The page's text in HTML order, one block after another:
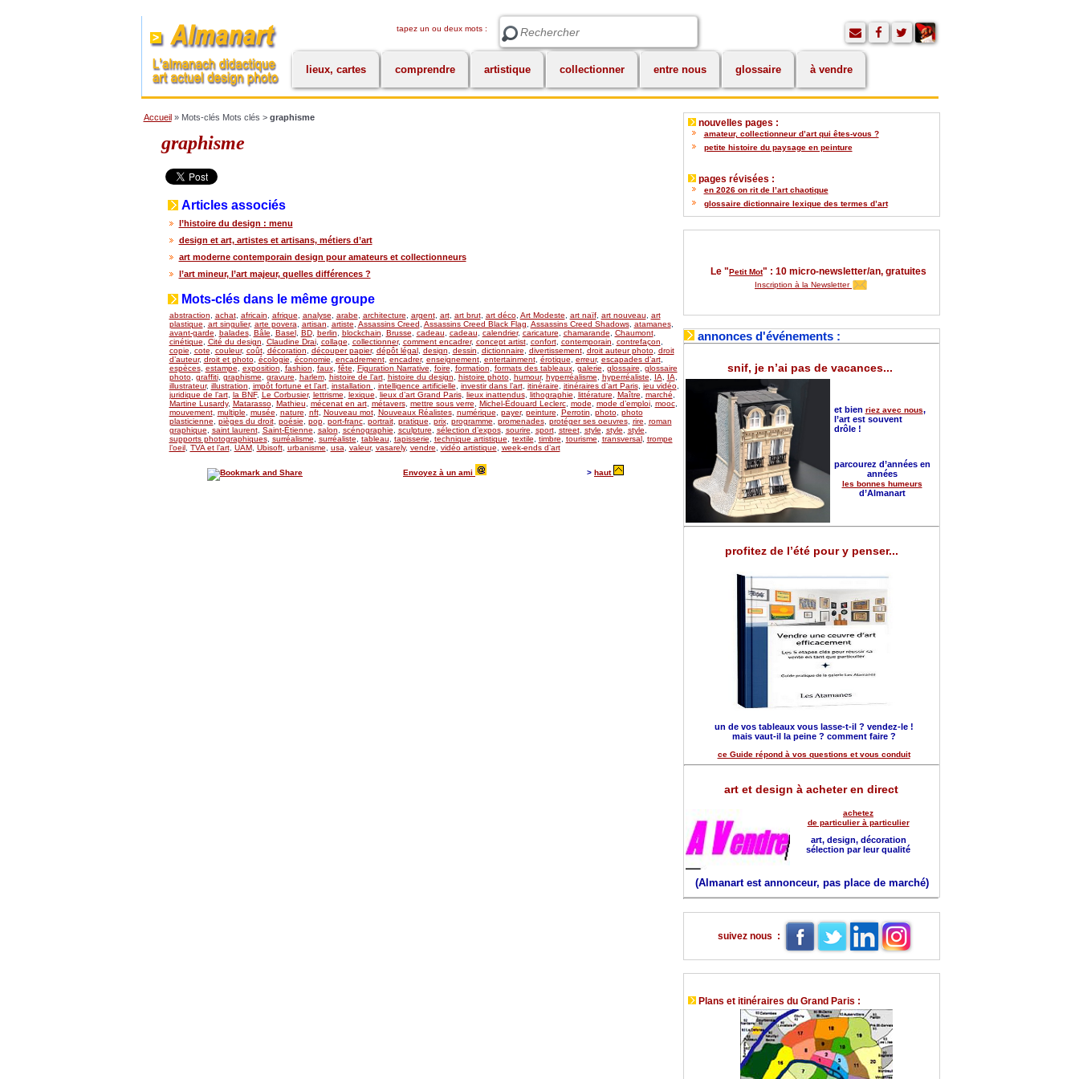
tapez un ou deux mots : Rechercher
lieux, cartes comprendre artistique collectionner entre nous glossaire à vendre
Accueil» Mots-clés Mots clés > graphisme
graphisme
Articles associés
l’histoire du design : menu
design et art, artistes et artisans, métiers d’art
art moderne contemporain design pour amateurs et collectionneurs
l’art mineur, l’art majeur, quelles différences ?
Mots-clés dans le même groupe
abstraction achat, africain afrique analyse arabe architecture argent, art, art brut, art déco, Art Modeste art naïf, art nouveau
art
plastique
art singulier, arte povera artisan artiste Assassins Creed Assassins Creed Black Flag Assassins Creed Shadows, atamanes,
avant-garde
balades, Bâle Basel, BD, berlin blockchain Brusse cadeau cadeau calendrier, caricature chamarande Chaumont,
cinétique
Cité du design Claudine Drai, collage collectionner, comment encadrer, concept artist, confort, contemporain contrefaçon
copie
cote couleur, coût, décoration découper papier, dépôt légal, design dessin dictionnaire divertissement, droit auteur photo, droit
d’auteur, droit et photo, écologie économie encadrement, encadrer, enseignement, entertainment, érotique erreur, escapades d’art,
espèces, estampe exposition fashion faux, fête Figuration Narrative foire formation formats des tableaux, galerie glossaire
glossaire
photo, graffiti, graphisme gravure harlem, histoire de l’art, histoire du design histoire photo, humour, hyperréalisme hyperréaliste IA IA
illustrateur, illustration impôt fortune et l’art, installation intelligence artificielle investir dans l’art, itinéraire itinéraires d’art Paris, jeu vidéo,
juridique de l’art, la BNF, Le Corbusier, lettrisme lexique lieux d’art Grand Paris, lieux inattendus, lithographie littérature Maître marché
Martine Lusardy, Matarasso, Mathieu mécenat en art, métavers, mettre sous verre Michel-Édouard Leclerc, mode mode d’emploi, mooc,
mouvement, multiple musée nature nft, Nouveau mot, Nouveaux Réalistes, numérique payer, peinture Perrotin photo, photo
plasticienne
pièges du droit, poésie pop, port-franc, portrait, pratique prix, programme promenades, protéger ses oeuvres, rire
roman
graphique
saint laurent, Saint-Étienne salon scénographie sculpture sélection d’expos, sourire sport, street, style style style
supports photographiques, surréalisme surréaliste tableau tapisserie technique artistique textile timbre tourisme transversal, trompe
l’oeil, TVA et l’art, UAM, Ubisoft, urbanisme usa valeur, vasarely, vendre vidéo artistique week-ends d’art
Envoyez à un ami > haut
nouvelles pages :
amateur, collectionneur d’art qui êtes-vous ?
petite histoire du paysage en peinture
pages révisées :
en 2026 on rit de l’art chaotique
glossaire dictionnaire lexique des termes d’art
Le "Petit Mot" : 10 micro-newsletter/an, gratuites
Inscription à la Newsletter
annonces d'événements :
snif, je n’ai pas de vacances...
et bien riez avec nous,
l’art est souvent
drôle !
parcourez d’années en
années
les bonnes humeurs
d’Almanart
profitez de l’été pour y penser...
un de vos tableaux vous lasse-t-il ? vendez-le !
mais vaut-il la peine ? comment faire ?
ce Guide répond à vos questions et vous conduit
art et design à acheter en direct
achetez
de particulier à particulier
art, design, décoration
sélection par leur qualité
(Almanart est annonceur, pas place de marché)
suivez nous :
Plans et itinéraires du Grand Paris :